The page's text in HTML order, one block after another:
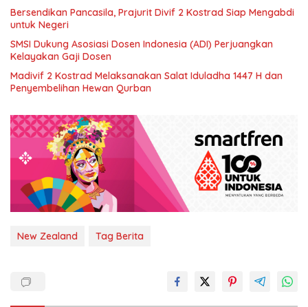
Bersendikan Pancasila, Prajurit Divif 2 Kostrad Siap Mengabdi
untuk Negeri
SMSI Dukung Asosiasi Dosen Indonesia (ADI) Perjuangkan
Kelayakan Gaji Dosen
Madivif 2 Kostrad Melaksanakan Salat Iduladha 1447 H dan
Penyembelihan Hewan Qurban
New Zealand Tag Berita